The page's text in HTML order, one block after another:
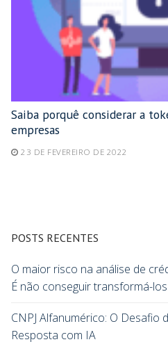
Saiba porquê considerar a
empresas
23 DE FEVEREIRO DE 2022
POSTS RECENTES
O maior risco na análise de
É não conseguir transformá-
CNPJ Alfanumérico: O Desafio
Resposta com IA